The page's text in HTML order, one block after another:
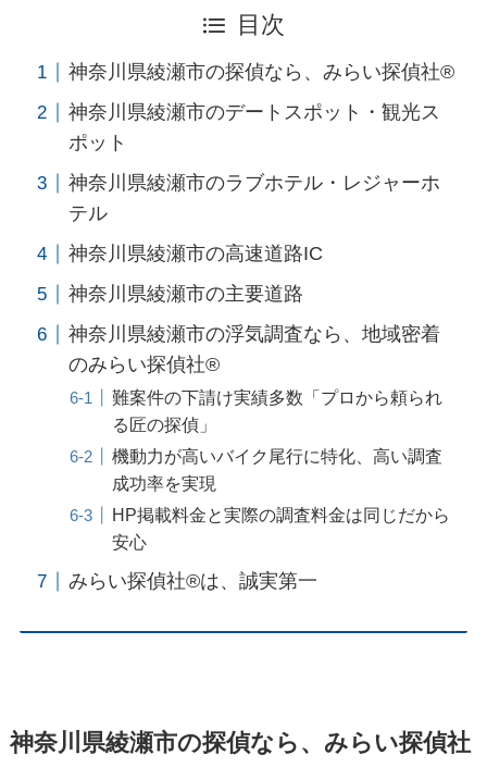
目次
神奈川県綾瀬市の探偵なら、みらい探偵社®︎
神奈川県綾瀬市のデートスポット・観光ス
ポット
神奈川県綾瀬市のラブホテル・レジャーホ
テル
神奈川県綾瀬市の高速道路IC
神奈川県綾瀬市の主要道路
神奈川県綾瀬市の浮気調査なら、地域密着
のみらい探偵社®︎
難案件の下請け実績多数「プロから頼られ
る匠の探偵」
機動力が高いバイク尾行に特化、高い調査
成功率を実現
HP掲載料金と実際の調査料金は同じだから
安心
みらい探偵社®︎は、誠実第一
神奈川県綾瀬市の探偵なら、みらい探偵社